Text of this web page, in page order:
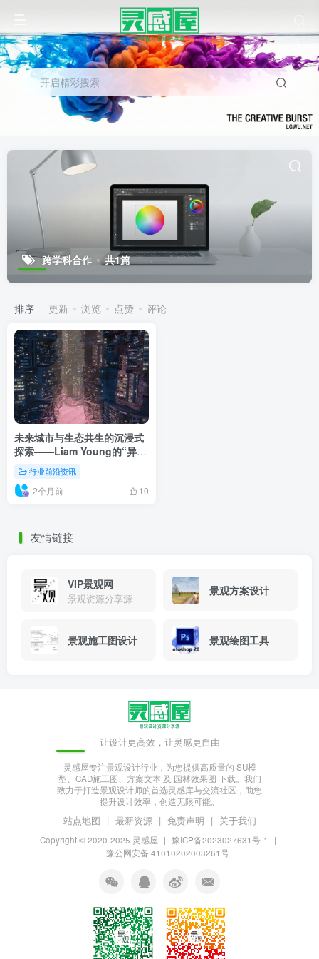
开启精彩搜索
跨学科合作 共1篇
排序 更新 浏览 点赞 评论
未来城市与生态共生的沉浸式
探索——Liam Young的“异世
界”展览
行业前沿资讯
2个月前 10
友情链接
VIP景观网
景观资源分享源
景观方案设计
景观施工图设计 景观绘图工具
让设计更高效，让灵感更自由
灵感屋专注景观设计行业，为您提供高质量的 SU模
型、CAD施工图、方案文本 及 园林效果图 下载。我们
致力于打造景观设计师的首选灵感库与交流社区，助您
提升设计效率，创造无限可能。
站点地图 | 最新资源 | 免责声明 | 关于我们
Copyright © 2020-2025 灵感屋 | 豫ICP备2023027631号-1
|
豫公网安备 41010202003261号